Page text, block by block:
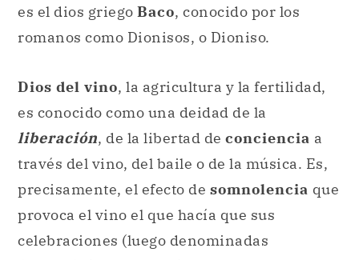
es el dios griego Baco, conocido por los
romanos como Dionisos, o Dioniso.
Dios del vino, la agricultura y la fertilidad,
es conocido como una deidad de la
liberación, de la libertad de conciencia a
través del vino, del baile o de la música. Es,
precisamente, el efecto de somnolencia que
provoca el vino el que hacía que sus
celebraciones (luego denominadas